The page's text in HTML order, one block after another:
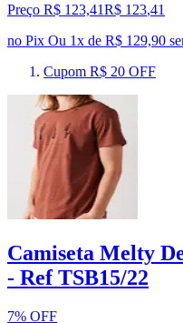
Preço R$ 123,41R$ 123,41
no Pix Ou 1x de R$ 129,90
Cupom R$ 20 OFF
Camiseta Melty
- Ref TSB15/22
7% OFF